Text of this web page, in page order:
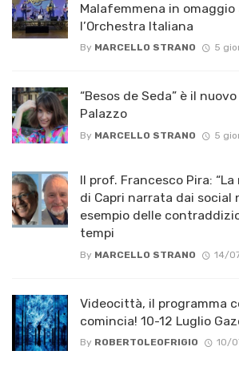
Malafemmena in omaggio
l’Orchestra Italiana ​
By MARCELLO STRANO 5
“Besos de Seda” è il
Palazzo
By MARCELLO STRANO 5
Il prof. Francesco Pira:
di Capri narrata dai social
esempio delle
tempi
By MARCELLO STRANO 14/
Videocittà, il programma
comincia! 10-12 Luglio
By ROBERTOLEOFRIGIO 10/